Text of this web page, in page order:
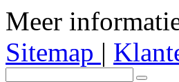
Meer
Sitemap |